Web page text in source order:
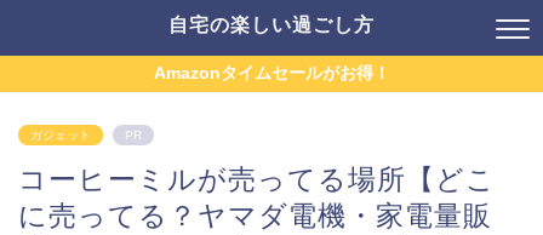
自宅の楽しい過ごし方
Amazonタイムセールがお得！
ガジェット PR
コーヒーミルが売ってる場所【どこ
に売ってる？ヤマダ電機・家電量販